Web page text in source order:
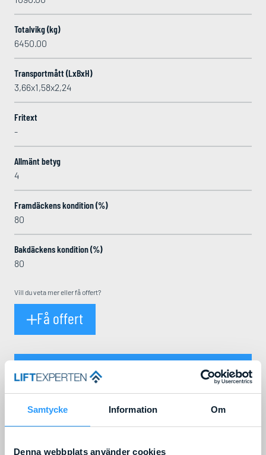
Samtycke Information Om
Denna webbplats använder cookies
Totalvikg (kg)
6450.00
Transportmått (LxBxH)
3,66x1,58x2,24
Fritext
-
Allmänt betyg
4
Framdäckens kondition (%)
80
Bakdäckens kondition (%)
80
Vill du veta mer eller få offert?
Få offert
Lägg i varukorg
PRODUKT­BESKRIVNING